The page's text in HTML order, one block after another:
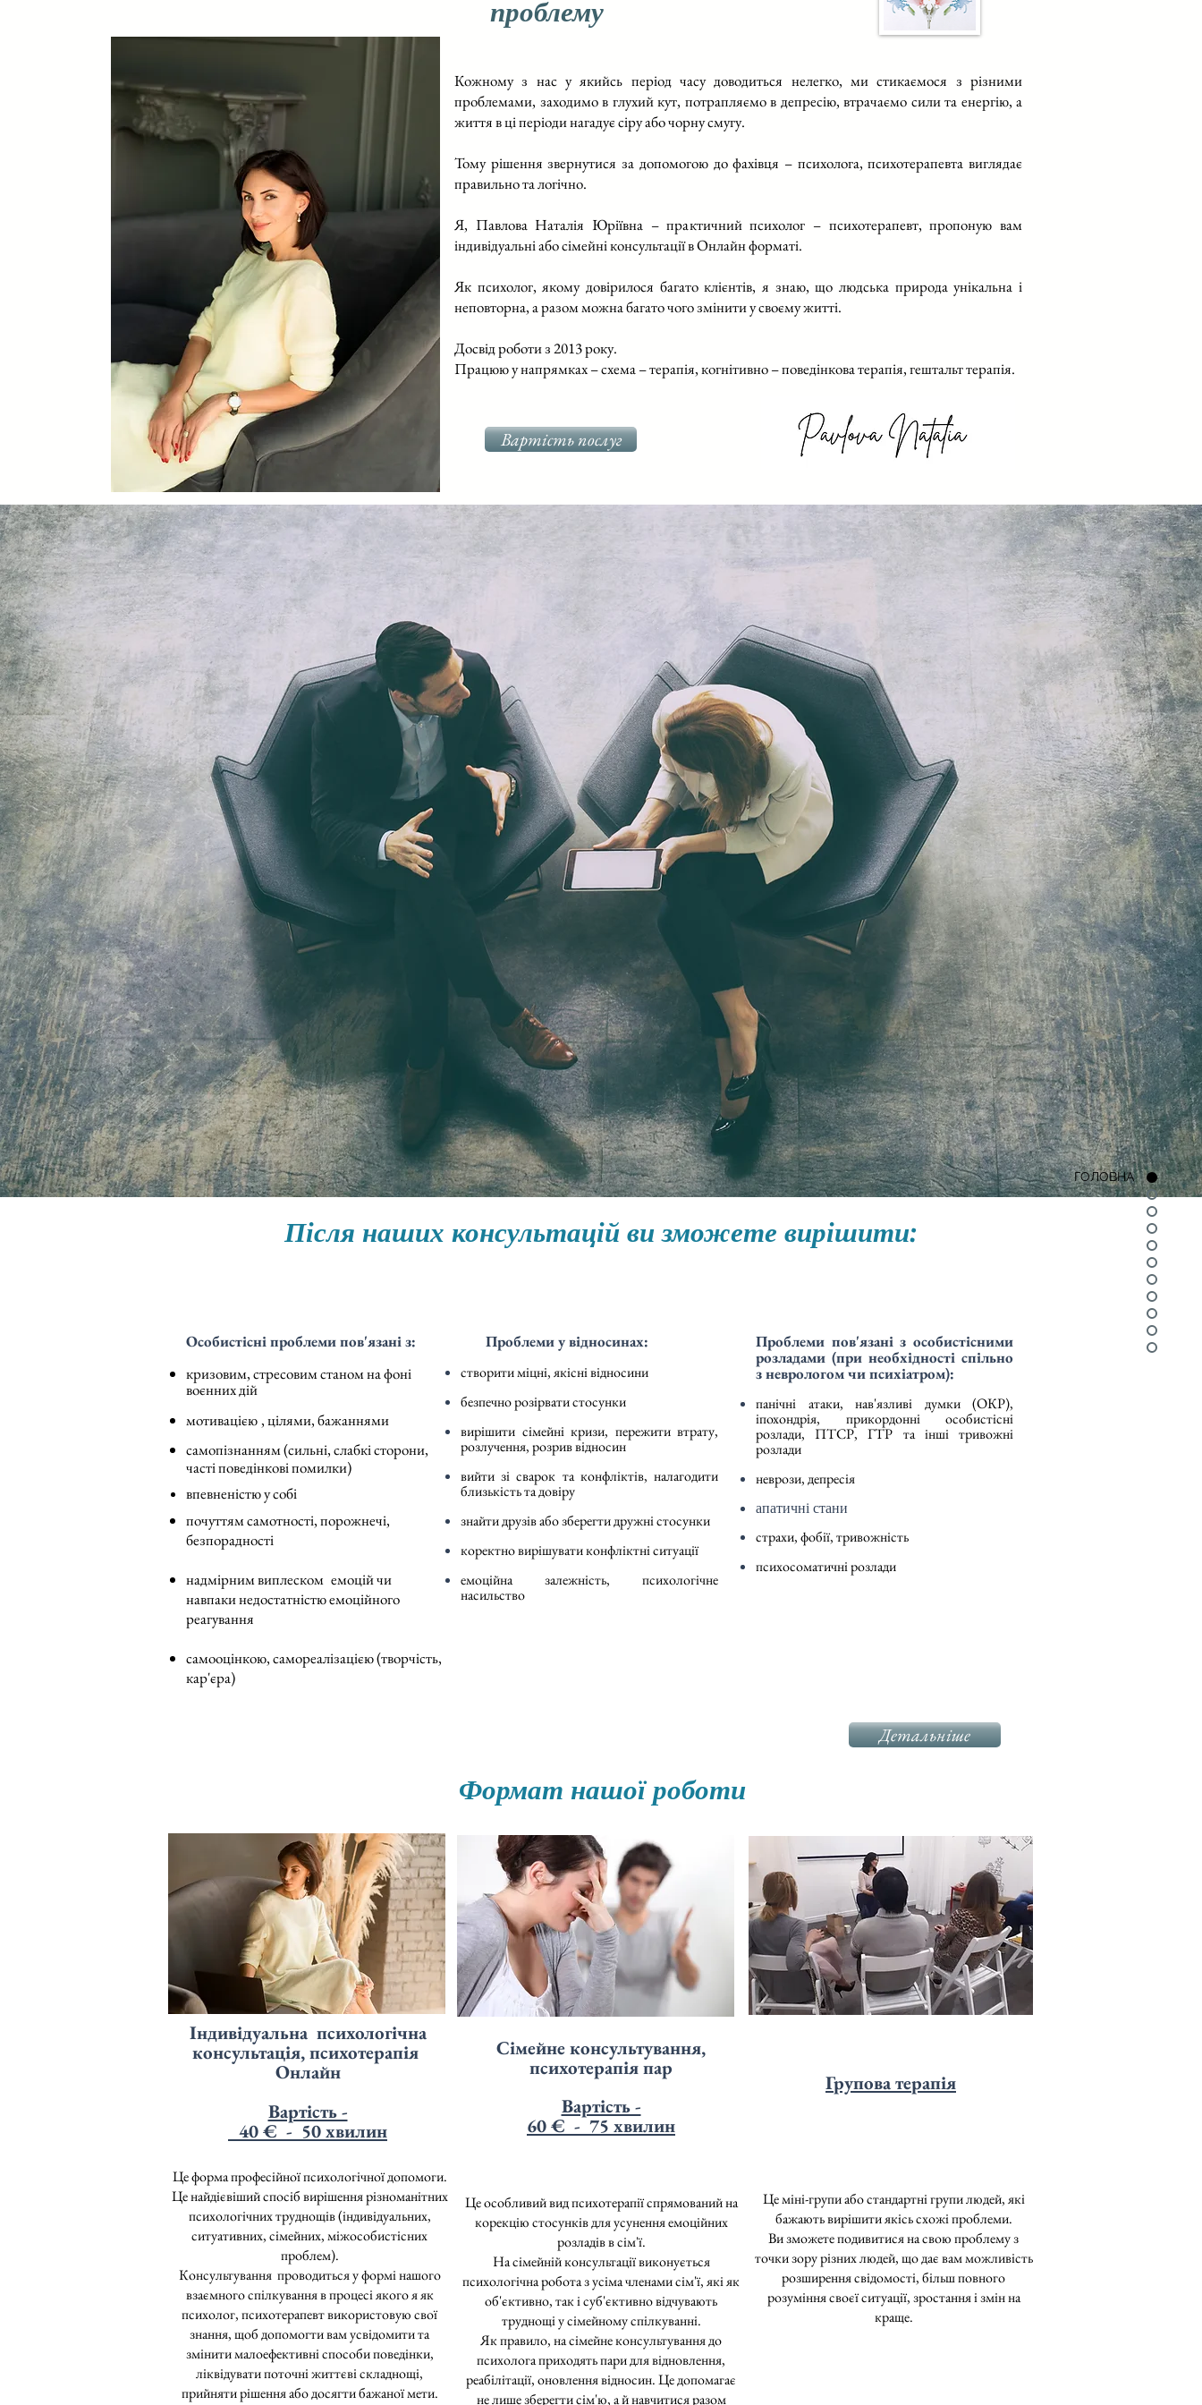
ГОЛОВНА
проблему
Кожному з нас у якийсь період часу доводиться нелегко, ми стикаємося з різними
проблемами, заходимо в глухий кут, потрапляємо в депресію, втрачаємо сили та енергію, а
життя в ці періоди нагадує сіру або чорну смугу.
Тому рішення звернутися за допомогою до фахівця – психолога, психотерапевта виглядає
правильно та логічно.
Я, Павлова Наталія Юріївна – практичний психолог – психотерапевт, пропоную вам
індивідуальні або сімейні консультації в Онлайн форматі.
Як психолог, якому довірилося багато клієнтів, я знаю, що людська природа унікальна і
неповторна, а разом можна багато чого змінити у своєму житті.
Досвід роботи з 2013 року.
Працюю у напрямках – схема – терапія, когнітивно – поведінкова терапія, гештальт терапія.
Вартість послуг
Після наших консультацій ви зможете вирішити:
Особистісні проблеми пов'язані з:
кризовим, стресовим станом на фоні
воєнних дій
мотивацією, цілями, бажаннями
самопізнанням (сильні, слабкі сторони,
часті поведінкові помилки)
впевненістю у собі
почуттям самотності, порожнечі,
безпорадності
надмірним виплеском емоцій чи
навпаки недостатністю емоційного
реагування
самооцінкою, самореалізацією (творчість,
кар'єра)
Проблеми у відносинах:
створити міцні, якісні відносини
безпечно розірвати стосунки
вирішити сімейні кризи, пережити втрату,
розлучення, розрив відносин
вийти зі сварок та конфліктів, налагодити
близькість та довіру
знайти друзів або зберегти дружні стосунки
коректно вирішувати конфліктні ситуації
емоційна залежність, психологічне
насильство
Проблеми пов'язані з особистісними
розладами (при необхідності спільно
з неврологом чи психіатром):
панічні атаки, нав'язливі думки (ОКР),
іпохондрія, прикордонні особистісні
розлади, ПТСР, ГТР та інші тривожні
розлади
неврози, депресія
апатичні стани
страхи, фобії, тривожність
психосоматичні розлади
Детальніше
Формат нашої роботи
Це форма професійноїпсихологічної допомоги.
Це найдієвіший спосіб вирішення різноманітних
психологічних труднощів (індивідуальних,
ситуативних, сімейних, міжособистісних
проблем).
Консультування проводиться у формі нашого
взаємного спілкування в процесі якого я як
психолог, психотерапевт використовую свої
знання, щоб допомогти вам усвідомити та
змінити малоефективні способи поведінки,
ліквідувати поточні життєві складнощі,
прийняти рішення або досягти бажаної мети.
Індивідуальна психологічна
консультація, психотерапія
Онлайн
Вартість -
_40€ - 50 хвилин
Сімейне консультування,
психотерапія пар
Вартість -
60€ - 75 хвилин
Це особливий вид психотерапії спрямований на
корекцію стосунків для усунення емоційних
розладів в сім'ї.
На сімейній консультації виконується
психологічна робота з усіма членами сім'ї, які як
об'єктивно, так і суб'єктивно відчувають
труднощі у сімейному спілкуванні.
Як правило, на сімейне консультування до
психолога приходять пари для відновлення,
реабілітації, оновлення відносин. Це допомагає
не лише зберегти сім'ю, а й навчитися разом
Групова терапія
Це міні-групи або стандартні групи людей, які
бажають вирішити якісь схожі проблеми.
Ви зможете подивитися на свою проблему з
точки зору різних людей, що дає вам можливість
розширення свідомості, більш повного
розуміння своєї ситуації, зростання і змін на
краще.